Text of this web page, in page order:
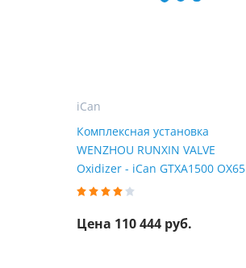
iCan
Комплексная установка
WENZHOU RUNXIN VALVE
Oxidizer - iCan GTXA1500 OX65
Цена 110 444 руб.